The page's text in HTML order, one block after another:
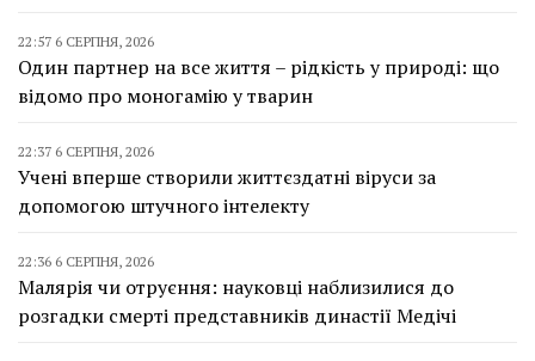
22:57 6 СЕРПНЯ, 2026
Один партнер на все життя – рідкість у природі: що
відомо про моногамію у тварин
22:37 6 СЕРПНЯ, 2026
Учені вперше створили життєздатні віруси за
допомогою штучного інтелекту
22:36 6 СЕРПНЯ, 2026
Малярія чи отруєння: науковці наблизилися до
розгадки смерті представників династії Медічі